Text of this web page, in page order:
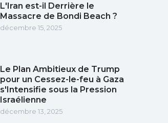
L'Iran est-il Derrière le
Massacre de Bondi Beach ?
décembre 15, 2025
Le Plan Ambitieux de Trump
pour un Cessez-le-feu à Gaza
s'Intensifie sous la Pression
Israélienne
décembre 13, 2025